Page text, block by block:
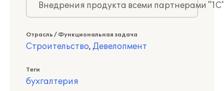
Внедрения продукта всеми партнерами
Отрасль / Функциональная задача
Строительство, Девелопмент
Теги
бухгалтерия